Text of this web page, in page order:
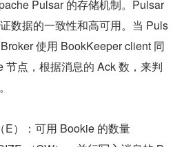
Pulsar 的存储机制。Pulsar
数据的一致性和高可用。当 Puls
使用 BookKeeper client 同
节点，根据消息的 Ack 数，来判
E）：可用 Bookie 的数量